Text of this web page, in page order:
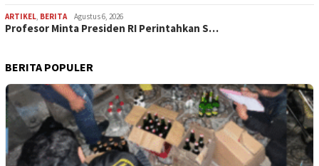
ARTIKEL, BERITA Agustus 6, 2026
Profesor Minta Presiden RI Perintahkan S…
BERITA POPULER